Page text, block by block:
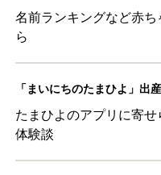
【羚】を使
【絆】を使
妊娠・出産
【笙】を使